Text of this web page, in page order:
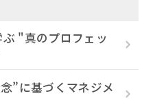
ぶ "真のプロフェッ
”に基づくマネジメ